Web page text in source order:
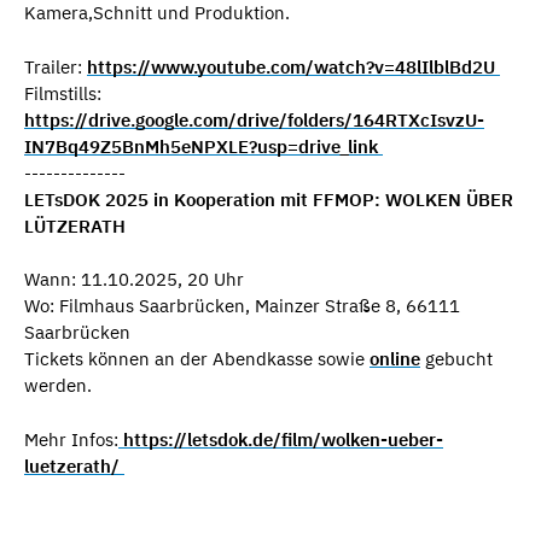
Kamera,Schnitt und Produktion.
Trailer: https://www.youtube.com/watch?v=48lIlblBd2U
Filmstills:
https://drive.google.com/drive/folders/164RTXcIsvzU-
IN7Bq49Z5BnMh5eNPXLE?usp=drive_link
--------------
LETsDOK 2025 in Kooperation mit FFMOP: WOLKEN ÜBER
LÜTZERATH
Wann: 11.10.2025, 20 Uhr
Wo: Filmhaus Saarbrücken, Mainzer Straße 8, 66111
Saarbrücken
Tickets können an der Abendkasse sowie online gebucht
werden.
Mehr Infos: https://letsdok.de/film/wolken-ueber-
luetzerath/